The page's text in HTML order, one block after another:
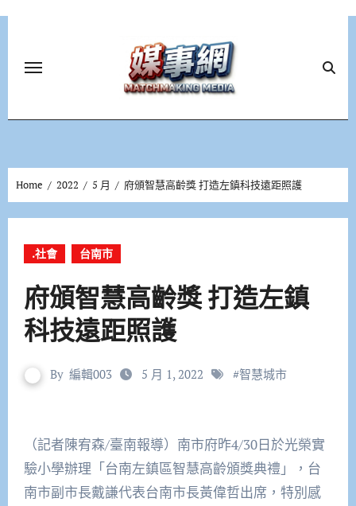
Home 2022 5 月 府頒智慧高齡獎 打造左鎮科技遠距照護
.社會 台南市
府頒智慧高齡獎 打造左鎮
科技遠距照護
By 編輯003 5 月 1, 2022 #智慧城市
（記者陳宥森/臺南報導）南市府昨4/30日於光榮實
驗小學辦理「台南左鎮區智慧高齡頒獎典禮」，台
南市副市長戴謙代表台南市長黃偉哲出席，特別感